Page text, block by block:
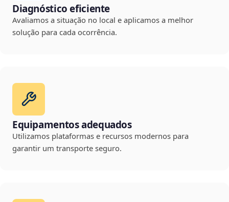
Diagnóstico eficiente
Avaliamos a situação no local e aplicamos a melhor
solução para cada ocorrência.
Equipamentos adequados
Utilizamos plataformas e recursos modernos para
garantir um transporte seguro.